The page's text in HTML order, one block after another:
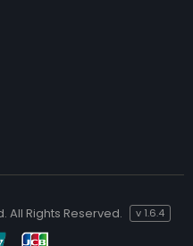
All Rights Reserved. v 1.6.4